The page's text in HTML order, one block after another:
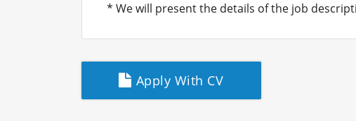
* We will present the details of the job
Apply With CV